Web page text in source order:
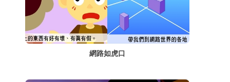
網路如虎口